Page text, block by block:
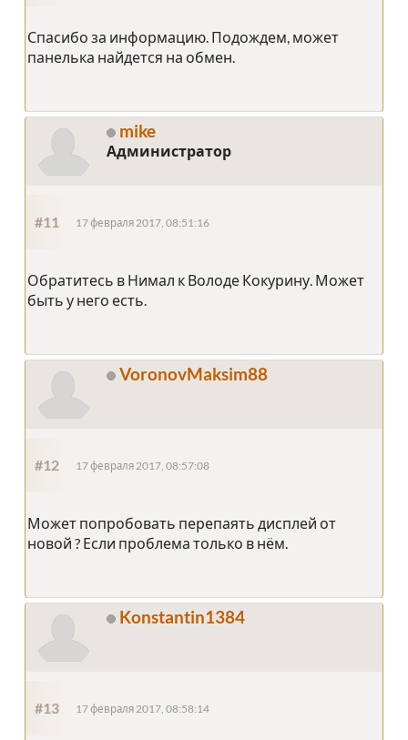
Спасибо за информацию. Подождем, может
панелька найдется на обмен.
mike
Администратор
#11 17 февраля 2017, 08:51:16
Обратитесь в Нимал к Володе Кокурину. Может
быть у него есть.
VoronovMaksim88
#12 17 февраля 2017, 08:57:08
Может попробовать перепаять дисплей от
новой ? Если проблема только в нём.
Konstantin1384
#13 17 февраля 2017, 08:58:14